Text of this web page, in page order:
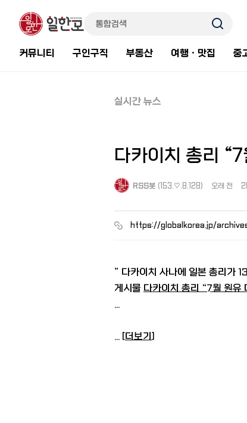
커뮤니티 구인구직 부동산 여행ㆍ맛집 중
실시간 뉴스
다카이치 총리
RSS봇 (153.♡.8.128) 오래 전
https://globalkorea.jp/
” 다카이치 사나에 일본 총리가
게시물 다카이치 총리 “7월 원유
...
... [더보기 ]